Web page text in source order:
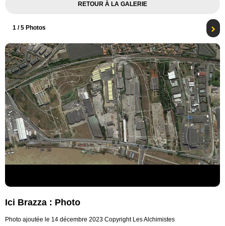
RETOUR À LA GALERIE
1 / 5 Photos
Ici Brazza : Photo
Photo ajoutée le 14 décembre 2023 Copyright Les Alchimistes